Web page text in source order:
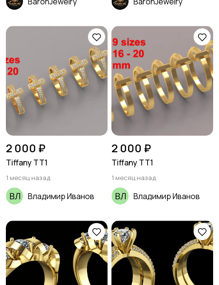
2 000 ₽
Tiffany TT1
1 месяц назад
Владимир Иванов
2 000 ₽
Tiffany TT1
1 месяц назад
Владимир Иванов